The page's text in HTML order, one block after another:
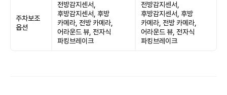
주차보조
옵션
전방감지센서,
후방감지센서, 후방
카메라, 전방 카메라,
어라운드 뷰, 전자식
파킹브레이크
전방감지센서,
후방감지센서, 후방
카메라, 전방 카메라,
어라운드 뷰, 전자식
파킹브레이크